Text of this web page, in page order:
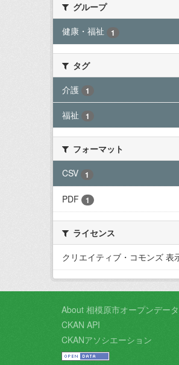
グループ
健康・福祉
1
タグ
介護
1
福祉 1
フォーマット
CSV
1
PDF 1
ライセンス
クリエイティブ・コモンズ 表
About 相模原市オープンデー
CKAN API
CKANアソシエーション